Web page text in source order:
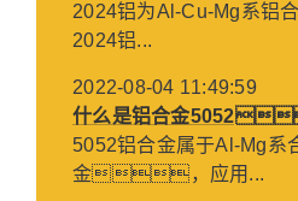
2024铝为Al-Cu-Mg系
2024铝...
2022-08-04 11:49:59
什么是铝合金
5052铝合金属于Al-Mg系
金，应用...